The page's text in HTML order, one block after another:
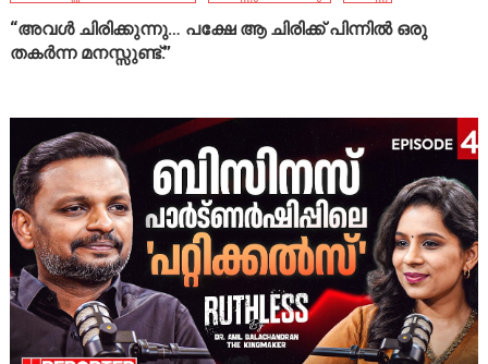
“അവൾ ചിരിക്കുന്നു… പക്ഷേ ആ ചിരിക്ക് പിന്നിൽ ഒരു
തകർന്ന മനസ്സുണ്ട്.”